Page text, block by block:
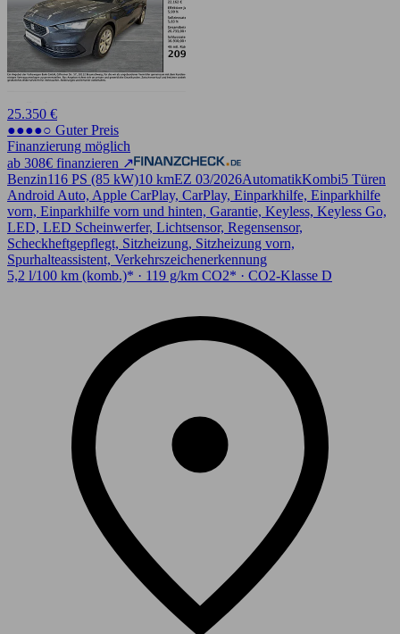
25.350 €
●●●●○ Guter Preis
Finanzierung möglich
ab 308€ finanzieren ↗
Benzin116 PS (85 kW)10 kmEZ 03/2026AutomatikKombi5 Türen
Android Auto, Apple CarPlay, CarPlay, Einparkhilfe, Einparkhilfe
vorn, Einparkhilfe vorn und hinten, Garantie, Keyless, Keyless Go,
LED, LED Scheinwerfer, Lichtsensor, Regensensor,
Scheckheftgepflegt, Sitzheizung, Sitzheizung vorn,
Spurhalteassistent, Verkehrszeichenerkennung
5,2 l/100 km (komb.)* · 119 g/km CO2* · CO2-Klasse D